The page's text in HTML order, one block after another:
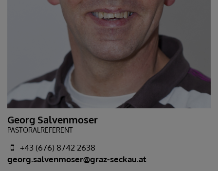
Georg Salvenmoser
PASTORALREFERENT
+43 (676) 8742 2638
georg.salvenmoser@graz-seckau.at